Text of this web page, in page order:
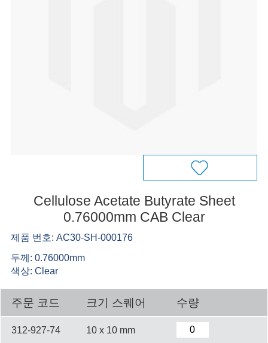
Cellulose Acetate Butyrate Sheet
0.76000mm CAB Clear
제품 번호: AC30-SH-000176
두께: 0.76000mm
색상: Clear
주문 코드 크기 스퀘어 수량
312-927-74 10 x 10 mm